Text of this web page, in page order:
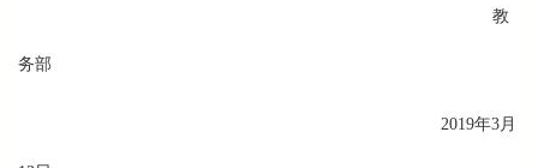
教
务部
2019年3月